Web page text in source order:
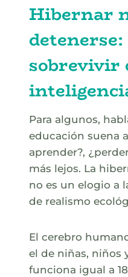
Hibernar
detenerse:
sobrevivir
Para algunos,
educación suena
aprender?,
más lejos. La
no es un elogio a
de realismo
El cerebro
el de niñas, niños
funciona igual a 18